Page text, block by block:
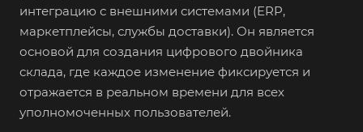
интеграцию с внешними системами (ERP,
маркетплейсы, службы доставки). Он является
основой для создания цифрового двойника
склада, где каждое изменение фиксируется и
отражается в реальном времени для всех
уполномоченных пользователей.